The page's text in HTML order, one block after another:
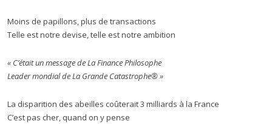
Moins de papillons, plus de transactions
Telle est notre devise, telle est notre ambition
« C’était un message de La Finance Philosophe
Leader mondial de La Grande Catastrophe® »
La disparition des abeilles coûterait 3 milliards à la France
C’est pas cher, quand on y pense